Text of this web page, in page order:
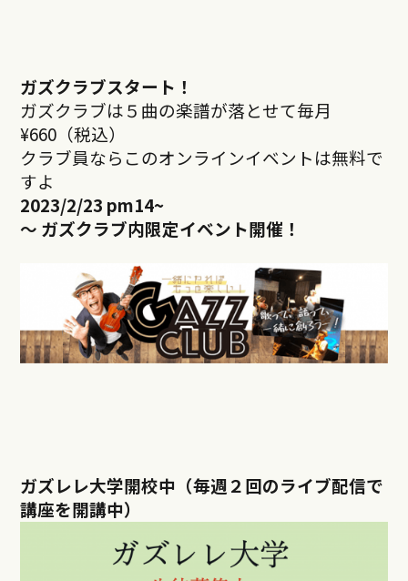
ガズクラブスタート！
ガズクラブは５曲の楽譜が落とせて毎月
¥660（税込）
クラブ員ならこのオンラインイベントは無料で
すよ
2023/2/23 pm14~
～ ガズクラブ内限定イベント開催！
ガズレレ大学開校中（毎週２回のライブ配信で
講座を開講中）